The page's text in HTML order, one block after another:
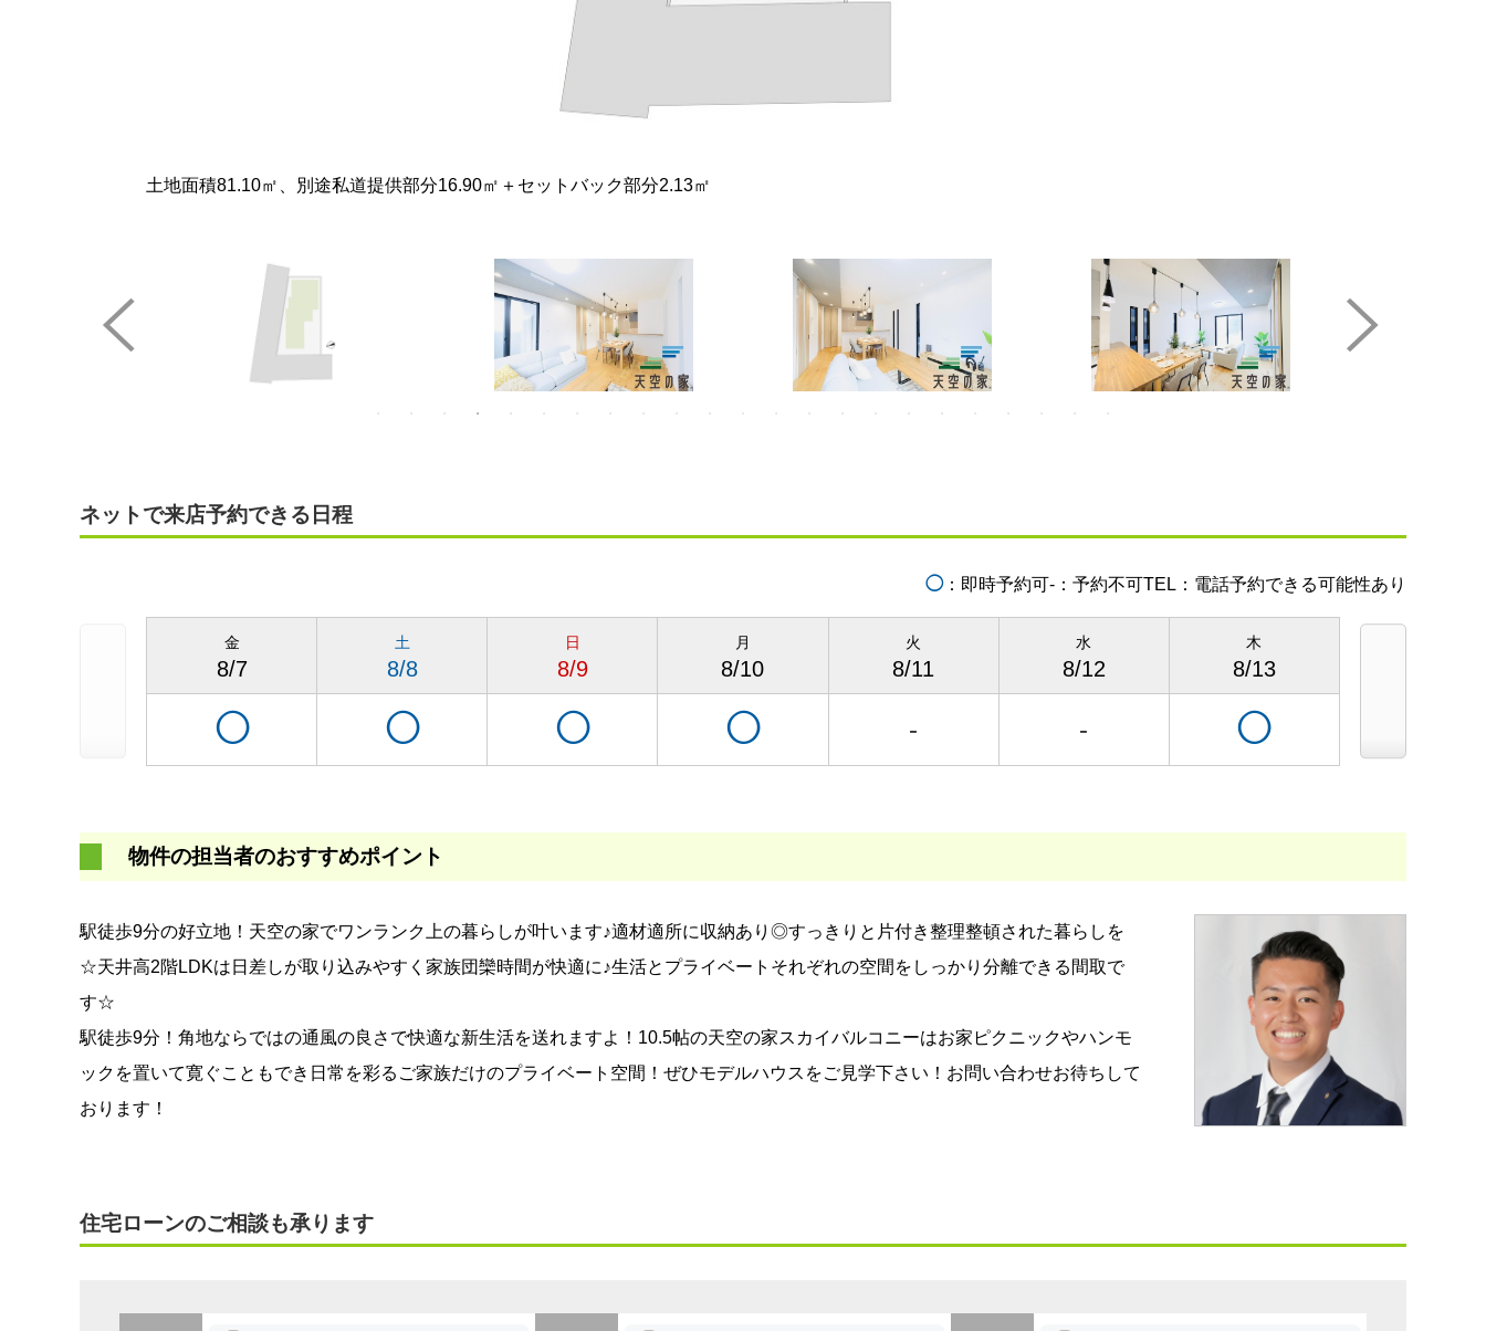
【同仕様】明るく開放的な空間が広がるリビングダイニング。室内には豊かな陽光が注ぎ込み、爽やかな住空間を演出。ホームパーティーでもゲスト
ネットで来店予約できる日程
◯：即時予約可-：予約不可TEL：電話予約できる可能性あり
金
8/7
◯
土
8/8
◯
日
8/9
◯
月
8/10
◯
火
8/11
-
水
8/12
-
木
8/13
◯
物件の担当者のおすすめポイント
駅徒歩9分の好立地！天空の家でワンランク上の暮らしが叶います♪適材適所に収納あり◎すっきりと片付き整理整頓された暮らしを
☆天井高2階LDKは日差しが取り込みやすく家族団欒時間が快適に♪生活とプライベートそれぞれの空間をしっかり分離できる間取で
す☆
駅徒歩9分！角地ならではの通風の良さで快適な新生活を送れますよ！10.5帖の天空の家スカイバルコニーはお家ピクニックやハンモ
ックを置いて寛ぐこともでき日常を彩るご家族だけのプライベート空間！ぜひモデルハウスをご見学下さい！お問い合わせお待ちして
おります！
住宅ローンのご相談も承ります